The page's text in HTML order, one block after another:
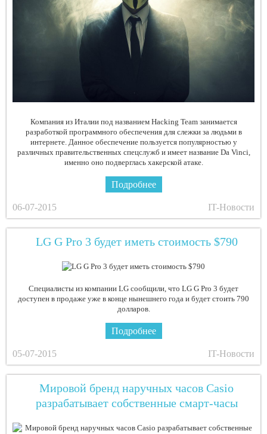
Компания из Италии под названием Hacking Team занимается
разработкой программного обеспечения для слежки за людьми в
интернете. Данное обеспечение пользуется популярностью у
различных правительственных спецслужб и имеет название Da Vinci,
именно оно подверглась хакерской атаке.
Подробнее
06-07-2015 IT-Новости
LG G Pro 3 будет иметь стоимость $790
Специалисты из компании LG сообщили, что LG G Pro 3 будет
доступен в продаже уже в конце нынешнего года и будет стоить 790
долларов.
Подробнее
05-07-2015 IT-Новости
Мировой бренд наручных часов Casio
разрабатывает собственные смарт-часы